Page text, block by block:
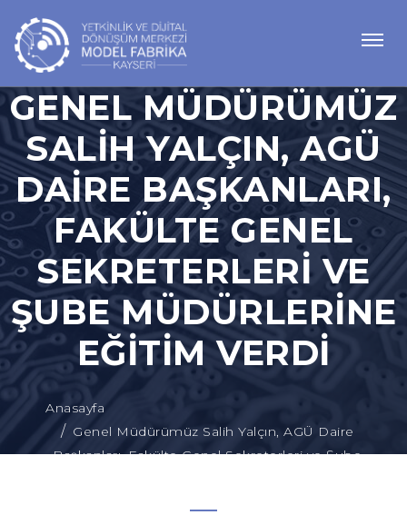
GENEL MÜDÜRÜMÜZ
SALIH YALÇIN, AGÜ
DAIRE BAŞKANLARI,
FAKÜLTE GENEL
SEKRETERLERI VE
ŞUBE MÜDÜRLERINE
EĞITIM VERDI
Anasayfa
Genel Müdürümüz Salih Yalçın, AGÜ Daire
Başkanları, Fakülte Genel Sekreterleri ve Şube